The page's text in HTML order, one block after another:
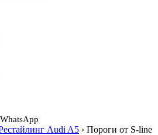
Audi A5 › Пороги от S-line